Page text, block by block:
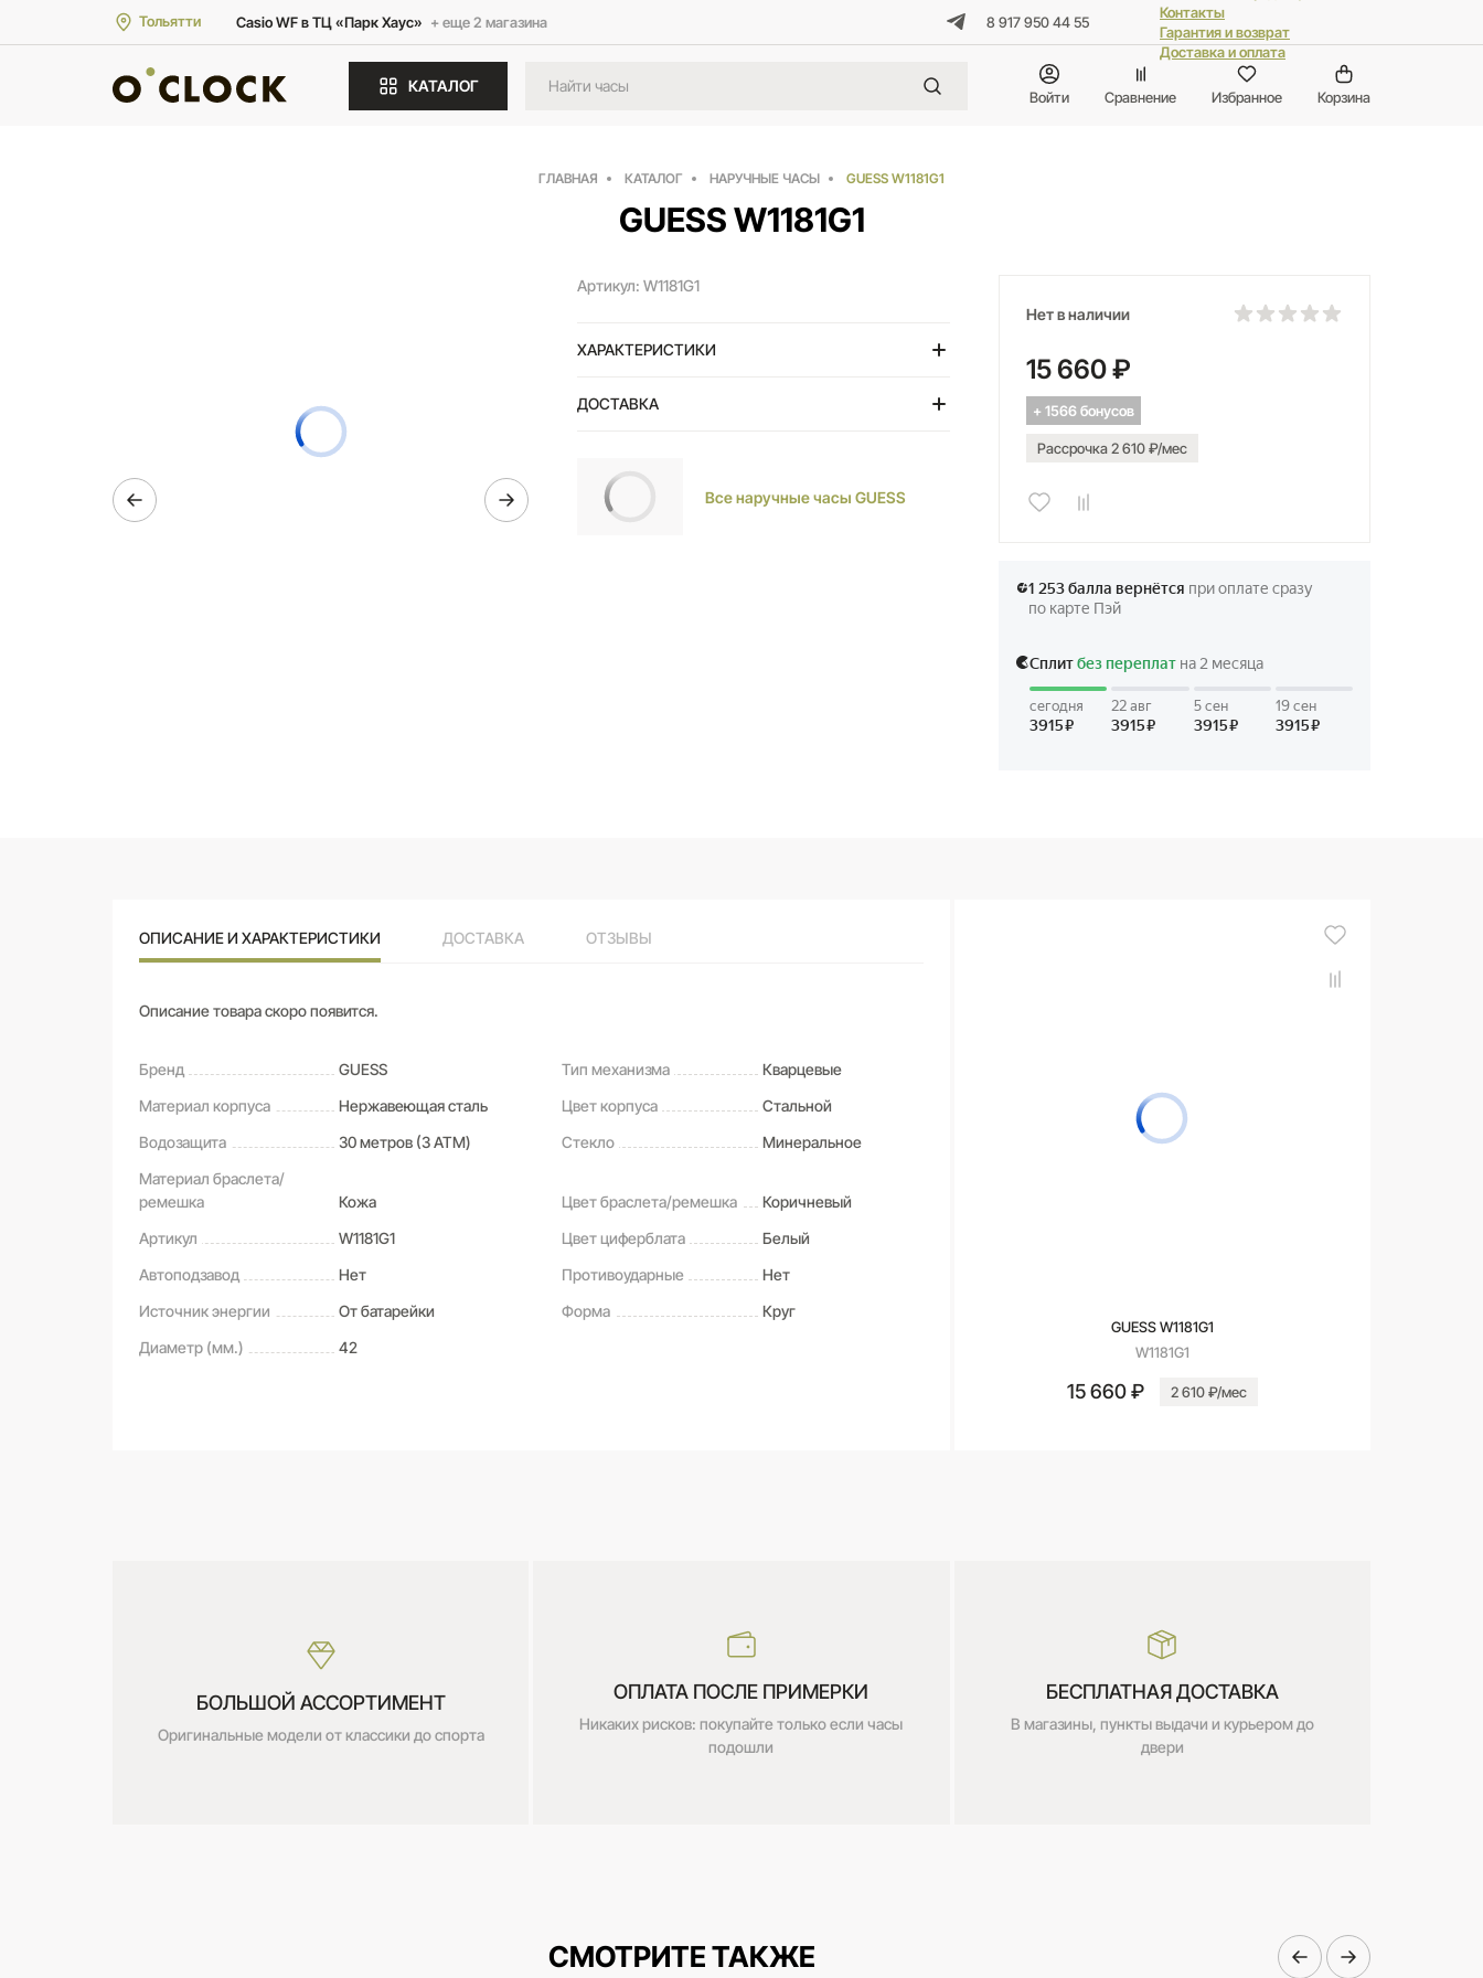
Тольятти Casio WF в ТЦ «Парк Хаус» + еще 2 магазина 8 917 950 44 55
Контакты
Гарантия и возврат
Доставка и оплата
КАТАЛОГ
Войти Сравнение Избранное Корзина
ГЛАВНАЯ КАТАЛОГ НАРУЧНЫЕ ЧАСЫ GUESS W1181G1
GUESS W1181G1
Артикул: W1181G1
ХАРАКТЕРИСТИКИ
ДОСТАВКА
Все наручные часы GUESS
Нет в наличии
15 660 ₽
+ 1566 бонусов
Рассрочка 2 610 ₽/мес
ОПИСАНИЕ И ХАРАКТЕРИСТИКИ ДОСТАВКА ОТЗЫВЫ
Описание товара скоро появится.
Бренд GUESS Тип механизма
Кварцевые
Материал корпуса
Нержавеющая сталь Цвет корпуса
Стальной
Водозащита
30 метров (3 ATM) Стекло
Минеральное
Материал браслета/
ремешка
Кожа Цвет браслета/ремешка
Коричневый
Артикул
W1181G1 Цвет циферблата
Белый
Автоподзавод
Нет Противоударные
Нет
Источник энергии
От батарейки Форма
Круг
Диаметр (мм.)
42
GUESS W1181G1
W1181G1
15 660 ₽ 2 610 ₽/мес
БОЛЬШОЙ АССОРТИМЕНТ
Оригинальные модели от классики до спорта
ОПЛАТА ПОСЛЕ ПРИМЕРКИ
Никаких рисков: покупайте только если часы
подошли
БЕСПЛАТНАЯ ДОСТАВКА
В магазины, пункты выдачи и курьером до
двери
СМОТРИТЕ ТАКЖЕ